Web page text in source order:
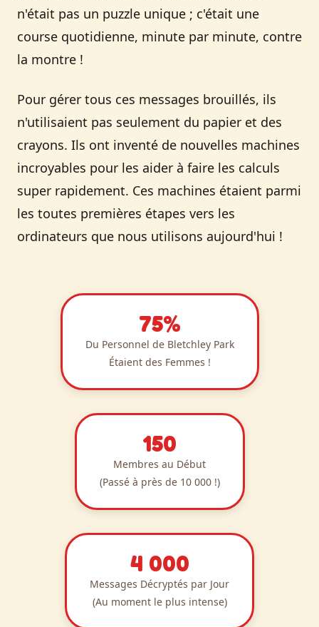
n'était pas un puzzle unique ; c'était une
course quotidienne, minute par minute, contre
la montre !
Pour gérer tous ces messages brouillés, ils
n'utilisaient pas seulement du papier et des
crayons. Ils ont inventé de nouvelles machines
incroyables pour les aider à faire les calculs
super rapidement. Ces machines étaient parmi
les toutes premières étapes vers les
ordinateurs que nous utilisons aujourd'hui !
75%
Du Personnel de Bletchley Park
Étaient des Femmes !
150
Membres au Début
(Passé à près de 10 000 !)
4 000
Messages Décryptés par Jour
(Au moment le plus intense)